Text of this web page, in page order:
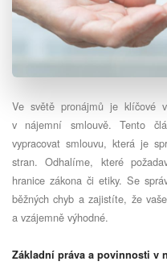
Ve světě pronájmů je klíčové
v nájemní smlouvě. Tento
vypracovat smlouvu, která je
stran. Odhalíme, které
hranice zákona či etiky. Se
běžných chyb a zajistíte, že
a vzájemně výhodné.
Základní práva a povinnosti v